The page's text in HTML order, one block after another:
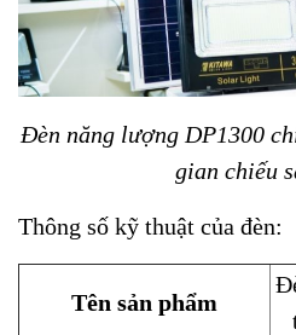
Đèn năng lượng DP1300
gian chiếu
Thông số kỹ thuật của đèn:
Tên sản phẩm